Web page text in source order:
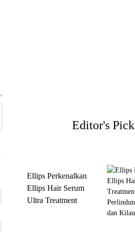
Editor's Pick
Ellips Perkenalkan
Ellips Hair Serum
Ultra Treatment